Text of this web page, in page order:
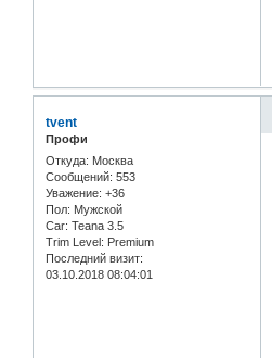
tvent
Профи
Откуда: Москва
Сообщений: 553
Уважение: +36
Пол: Мужской
Car: Teana 3.5
Trim Level: Premium
Последний визит:
03.10.2018 08:04:01